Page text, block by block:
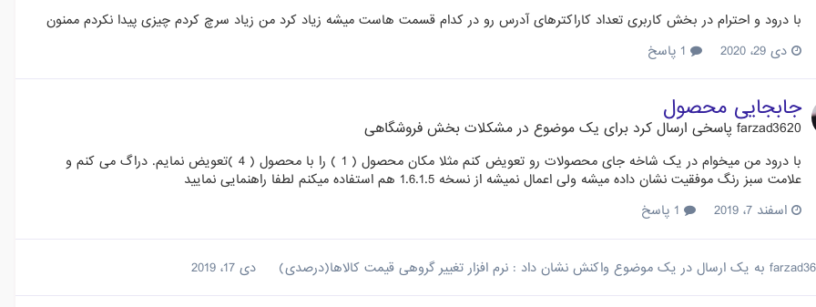
با درود و احترام در بخش کاربری تعداد کاراکترهای آدرس رو در کدام قسمت هاست میشه زیاد کرد من زیاد سرچ کردم چیزی پیدا نکردم ممنون
دی 29، 2020
جابجایی محصول
farzad3620 پاسخی ارسال کرد برای یک موضوع در مشکلات بخش فروشگاهی
با درود من میخوام در یک شاخه جای محصولات رو تعویض کنم مثلا مکان محصول ( 1 ) را با محصول ( 4 )تعویض نمایم. دراگ می کنم و
علامت سبز رنگ موفقیت نشان داده میشه ولی اعمال نمیشه از نسخه 1.6.1.5 هم استفاده میکنم لطفا راهنمایی نمایید
اسفند 7، 2019
به یک ارسال در یک موضوع واکنش نشان داد : نرم افزار تغییر گروهی قیمت کالاها(درصدی) دی 17، 2019